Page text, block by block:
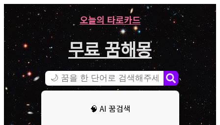
오늘의 타로카드
무료 꿈해몽
🧠 AI 꿈검색